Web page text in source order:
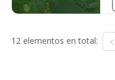
12 elementos en total: